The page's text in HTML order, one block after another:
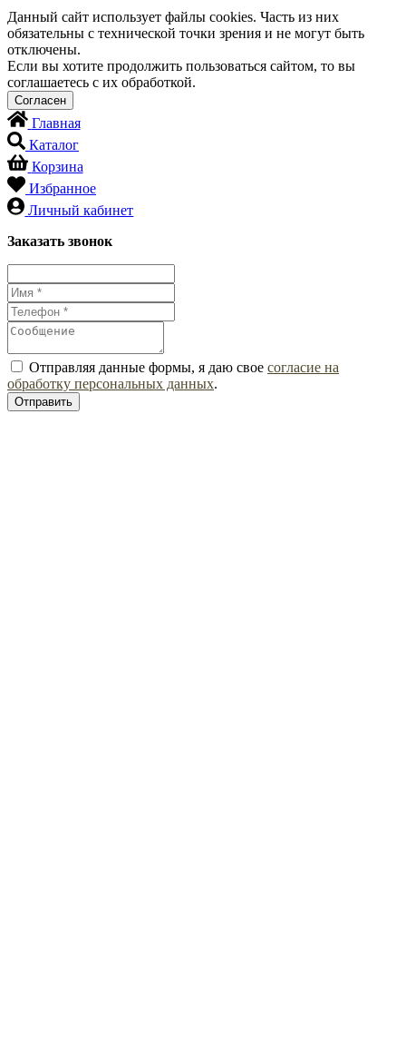
Данный сайт использует файлы cookies. Часть из них
обязательны с технической точки зрения и не могут быть
отключены.
Если вы хотите продолжить пользоваться сайтом, то вы
соглашаетесь с их обработкой.
Главная
Каталог
Корзина
Избранное
Личный кабинет
Заказать звонок
Отправляя данные формы, я даю свое согласие на
обработку персональных данных.
Отправить